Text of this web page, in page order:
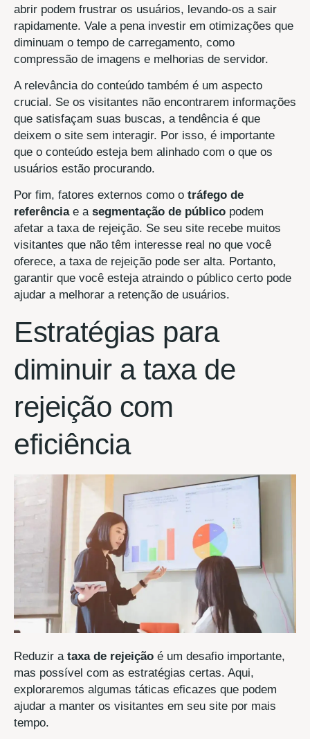
abrir podem frustrar os usuários, levando-os a sair
rapidamente. Vale a pena investir em otimizações que
diminuam o tempo de carregamento, como
compressão de imagens e melhorias de servidor.
A relevância do conteúdo também é um aspecto
crucial. Se os visitantes não encontrarem informações
que satisfaçam suas buscas, a tendência é que
deixem o site sem interagir. Por isso, é importante
que o conteúdo esteja bem alinhado com o que os
usuários estão procurando.
Por fim, fatores externos como o tráfego de
referênciae a segmentação de público podem
afetar a taxa de rejeição. Se seu site recebe muitos
visitantes que não têm interesse real no que você
oferece, a taxa de rejeição pode ser alta. Portanto,
garantir que você esteja atraindo o público certo pode
ajudar a melhorar a retenção de usuários.
Estratégias para
diminuir a taxa de
rejeição com
eficiência
Reduzir a taxa de rejeição é um desafio importante,
mas possível com as estratégias certas. Aqui,
exploraremos algumas táticas eficazes que podem
ajudar a manter os visitantes em seu site por mais
tempo.